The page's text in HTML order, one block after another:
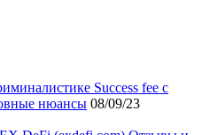
Success fee с
нюансы 08/09/23